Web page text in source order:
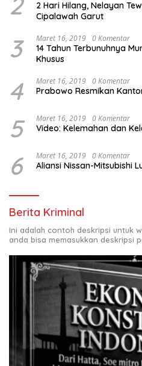
2 Hari Hilang, Nelayan
Cipalawah Garut
3 Maret 16, 2019 0 Komentar
14 Tahun Terbunuhnya
Khusus
4 Maret 16, 2019 0 Komentar
Prabowo Resmikan
5 Maret 16, 2019 0 Komentar
Video: Kelemahan dan
6 Maret 16, 2019 0 Komentar
Aliansi Nissan-Mitsubishi
Berita Kriminal
Ini adalah contoh deskripsi untuk
anda bisa memasukkan deskripsi